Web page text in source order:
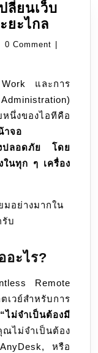
ลี่ยนเว็บ
ยะไกล
ให้
ควบคุม
คอมพิว
ไกล
0 Comment
นึ่งของไอทีคือ
าจอ
งปลอดภัย โดย
นทุก ๆ เครื่อง
อย่างมากใน
รับ
อะไร?
Remote
วย์สำหรับการ
“ไม่จำเป็นต้องมี
ไม่จำเป็นต้อง
หรือ